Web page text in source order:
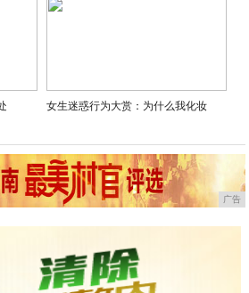
女生迷惑行为大赏：为什么我化妆
广告